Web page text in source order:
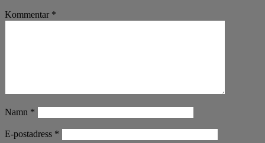
Kommentar *
Namn *
E-postadress *